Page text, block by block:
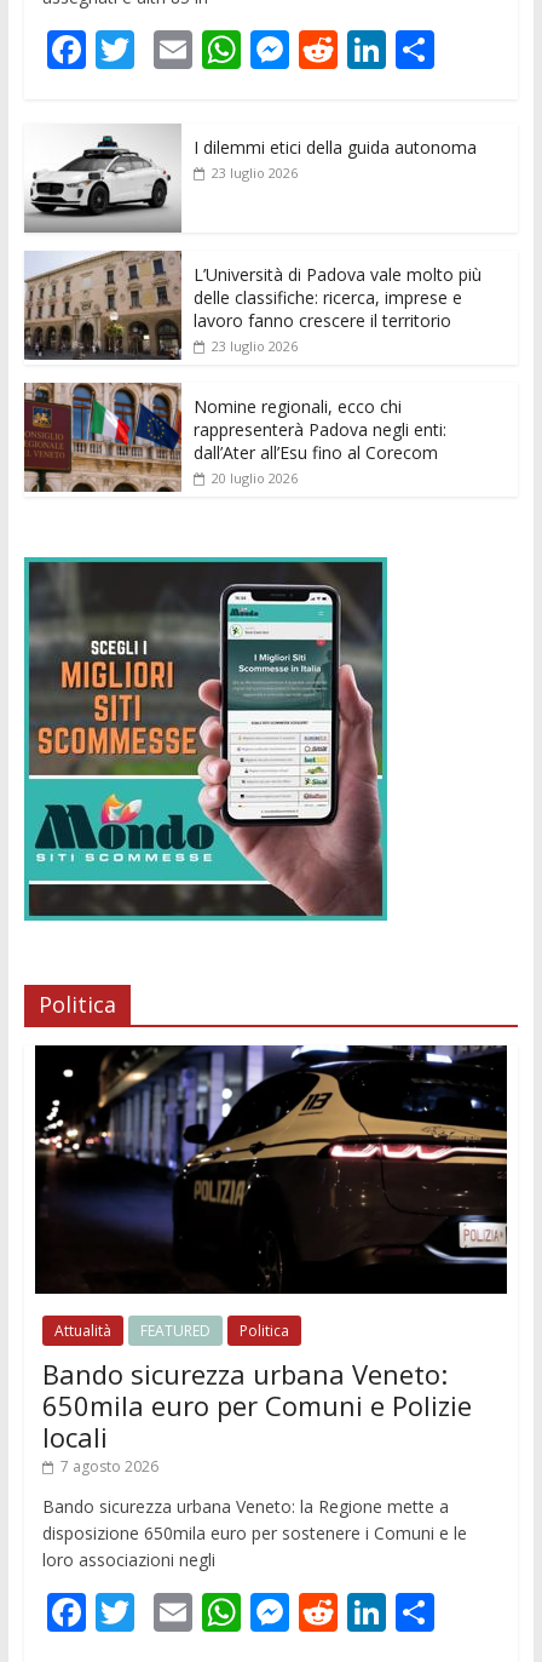
F
e
b
o
o
k
T
itt
er
E
ai
l
W
s
p
M
ss
e
er
R
di
Li
e
C
di
I dilemmi etici della guida autonoma
23 luglio 2026
L’Università di Padova vale molto più
delle classifiche: ricerca, imprese e
lavoro fanno crescere il territorio
23 luglio 2026
Nomine regionali, ecco chi
rappresenterà Padova negli enti:
dall’Ater all’Esu fino al Corecom
20 luglio 2026
Politica
Attualità FEATURED Politica
Bando sicurezza urbana Veneto:
650mila euro per Comuni e Polizie
locali
7 agosto 2026
Bando sicurezza urbana Veneto: la Regione mette a
disposizione 650mila euro per sostenere i Comuni e le
loro associazioni negli
F T E W M R Li C